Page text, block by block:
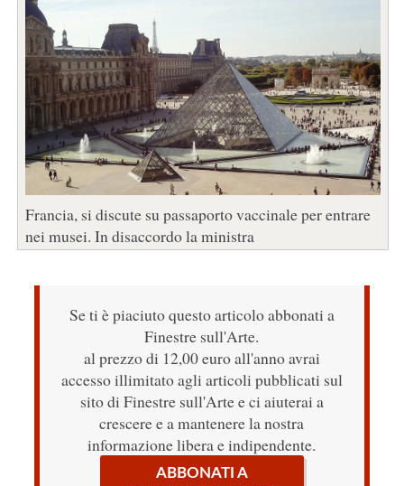
Francia, si discute su passaporto vaccinale per entrare
nei musei. In disaccordo la ministra
Se ti è piaciuto questo articolo abbonati a
Finestre sull'Arte.
al prezzo di 12,00 euro all'anno avrai
accesso illimitato agli articoli pubblicati sul
sito di Finestre sull'Arte e ci aiuterai a
crescere e a mantenere la nostra
informazione libera e indipendente.
ABBONATI A